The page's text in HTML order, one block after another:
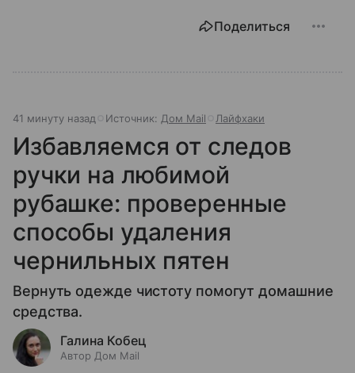
Поделиться
41 минуту назад Источник: Дом Mail Лайфхаки
Избавляемся от следов
ручки на любимой
рубашке: проверенные
способы удаления
чернильных пятен
Вернуть одежде чистоту помогут домашние
средства.
Галина Кобец
Автор Дом Mail